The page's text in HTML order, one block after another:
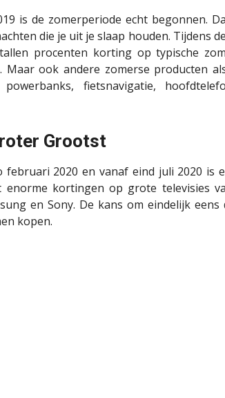
is de zomerperiode echt begonnen.
die je uit je slaap houden. Tijdens
procenten korting op typische
Maar ook andere zomerse producten
powerbanks, fietsnavigatie,
Grootst
februari 2020 en vanaf eind juli 2020 is
enorme kortingen op grote televisies
en Sony. De kans om eindelijk
kopen.